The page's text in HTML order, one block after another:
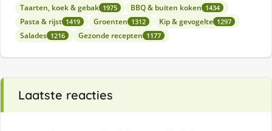
Taarten, koek & gebak 1975 BBQ & buiten koken 1434
Pasta & rijst 1419 Groenten 1312 Kip & gevogelte 1297
Salades 1216 Gezonde recepten 1177
Laatste reacties